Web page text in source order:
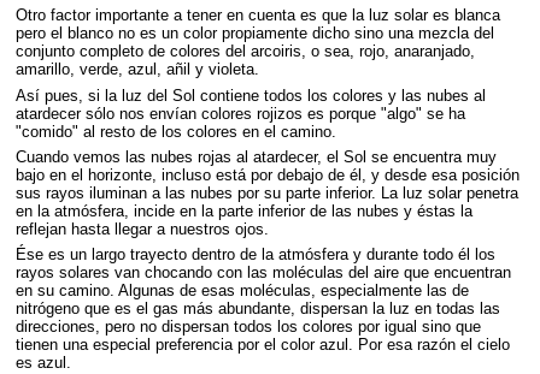
Otro factor importante a tener en cuenta es que la luz solar es blanca
pero el blanco no es un color propiamente dicho sino una mezcla del
conjunto completo de colores del arcoiris, o sea, rojo, anaranjado,
amarillo, verde, azul, añil y violeta.
Así pues, si la luz del Sol contiene todos los colores y las nubes al
atardecer sólo nos envían colores rojizos es porque "algo" se ha
"comido" al resto de los colores en el camino.
Cuando vemos las nubes rojas al atardecer, el Sol se encuentra muy
bajo en el horizonte, incluso está por debajo de él, y desde esa posición
sus rayos iluminan a las nubes por su parte inferior. La luz solar penetra
en la atmósfera, incide en la parte inferior de las nubes y éstas la
reflejan hasta llegar a nuestros ojos.
Ése es un largo trayecto dentro de la atmósfera y durante todo él los
rayos solares van chocando con las moléculas del aire que encuentran
en su camino. Algunas de esas moléculas, especialmente las de
nitrógeno que es el gas más abundante, dispersan la luz en todas las
direcciones, pero no dispersan todos los colores por igual sino que
tienen una especial preferencia por el color azul. Por esa razón el cielo
es azul.